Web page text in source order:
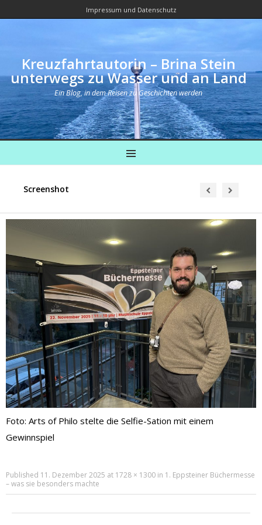
Impressum und Datenschutz
Kreuzfahrtautorin – Brina Stein
unterwegs zu Wasser und an Land
Ein Blog, in dem Reisen zu Geschichten werden
MENU
Screenshot
Foto: Arts of Philo stelte die Selfie-Sation mit einem
Gewinnspiel
Published 11. Dezember 2025 at 1728 × 1300 in 1. Eppsteiner Büchermesse
– was sie besonders machte